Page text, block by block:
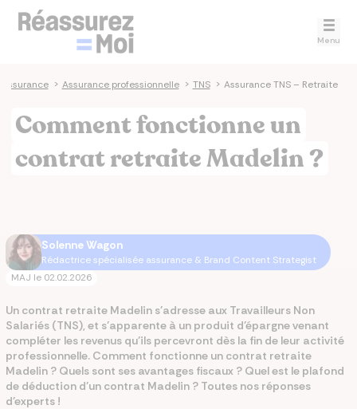
Menu
> Assurance professionnelle > TNS > Assurance TNS – Retraite
Comment fonctionne un
contrat retraite Madelin ?
Solenne Wagon
Rédactrice spécialisée assurance & Brand Content Strategist
MAJ le 02.02.2026
Un contrat retraite Madelin s’adresse aux Travailleurs Non
Salariés (TNS), et s’apparente à un produit d’épargne venant
compléter les revenus qu’ils percevront dès la fin de leur activité
professionnelle. Comment fonctionne un contrat retraite
Madelin ? Quels sont ses avantages fiscaux ? Quel est le plafond
de déduction d’un contrat Madelin ? Toutes nos réponses
d’experts !